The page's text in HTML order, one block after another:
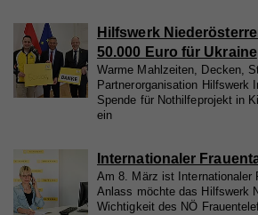
Hilfswerk
50.000 Euro für Ukraine
Warme Mahlzeiten, Decken,
Partnerorganisation Hilfswerk
Spende für Nothilfeprojekt in
ein
Internationaler
Am 8. März ist Internationaler
Anlass möchte das Hilfswerk
Wichtigkeit des NÖ